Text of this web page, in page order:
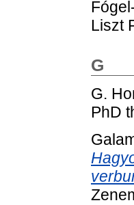
Liszt
G
G.
PhD